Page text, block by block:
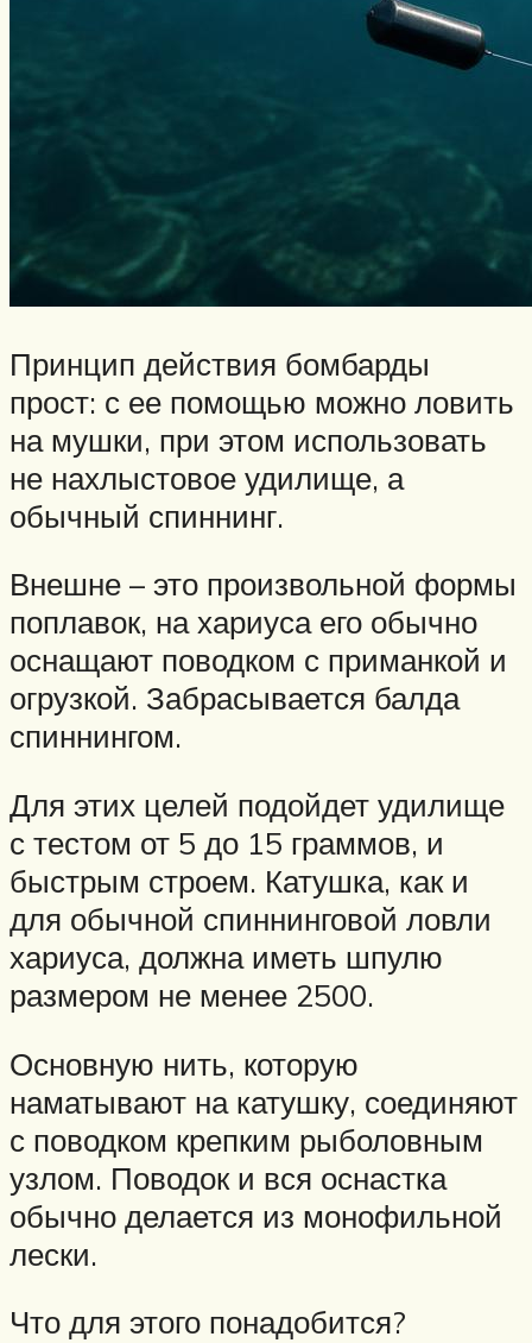
Принцип действия бомбарды
прост: с ее помощью можно ловить
на мушки, при этом использовать
не нахлыстовое удилище, а
обычный спиннинг.
Внешне – это произвольной формы
поплавок, на хариуса его обычно
оснащают поводком с приманкой и
огрузкой. Забрасывается балда
спиннингом.
Для этих целей подойдет удилище
с тестом от 5 до 15 граммов, и
быстрым строем. Катушка, как и
для обычной спиннинговой ловли
хариуса, должна иметь шпулю
размером не менее 2500.
Основную нить, которую
наматывают на катушку, соединяют
с поводком крепким рыболовным
узлом. Поводок и вся оснастка
обычно делается из монофильной
лески.
Что для этого понадобится?